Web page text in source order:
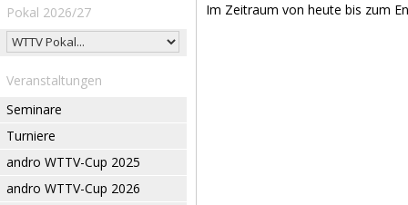
Pokal 2026/27
Veranstaltungen
Seminare
Turniere
andro WTTV-Cup 2025
andro WTTV-Cup 2026
Im Zeitraum von heute bis zum